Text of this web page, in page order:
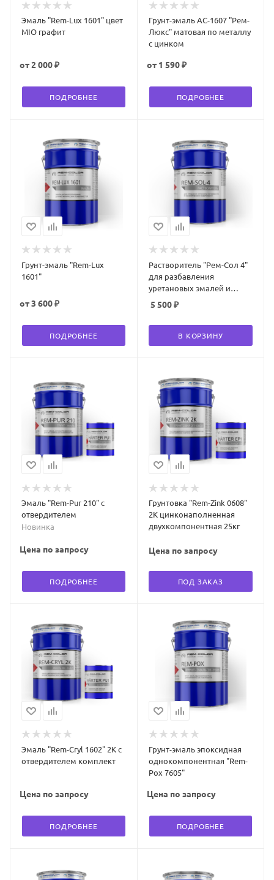
Эмаль "Rem-Lux 1601" цвет
MIO графит
от2 000 ₽
ПОДРОБНЕЕ
Грунт-эмаль АС-1607 "Рем-
Люкс" матовая по металлу
с цинком
от 1 590 ₽
ПОДРОБНЕЕ
Грунт-эмаль "Rem-Lux
1601"
от3 600 ₽
ПОДРОБНЕЕ
Растворитель "Рем-Сол 4"
для разбавления
уретановых эмалей и
грунтов 8 кг
5 500₽
В КОРЗИНУ
Эмаль "Rem-Pur 210" с
отвердителем
Новинка
Цена по запросу
ПОДРОБНЕЕ
Грунтовка "Rem-Zink 0608"
2К цинконаполненная
двухкомпонентная 25кг
Цена по запросу
ПОД ЗАКАЗ
Эмаль "Rem-Cryl 1602" 2К с
отвердителем комплект
Цена по запросу
ПОДРОБНЕЕ
Грунт-эмаль эпоксидная
однокомпонентная "Rem-
Pox 7605"
Цена по запросу
ПОДРОБНЕЕ